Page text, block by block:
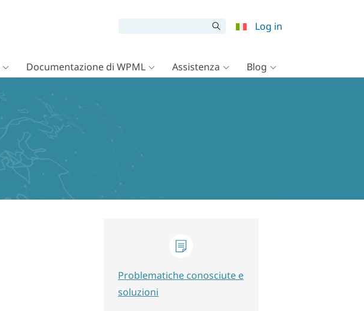
Log in
Documentazione di WPML Assistenza Blog
Problematiche conosciute e
soluzioni